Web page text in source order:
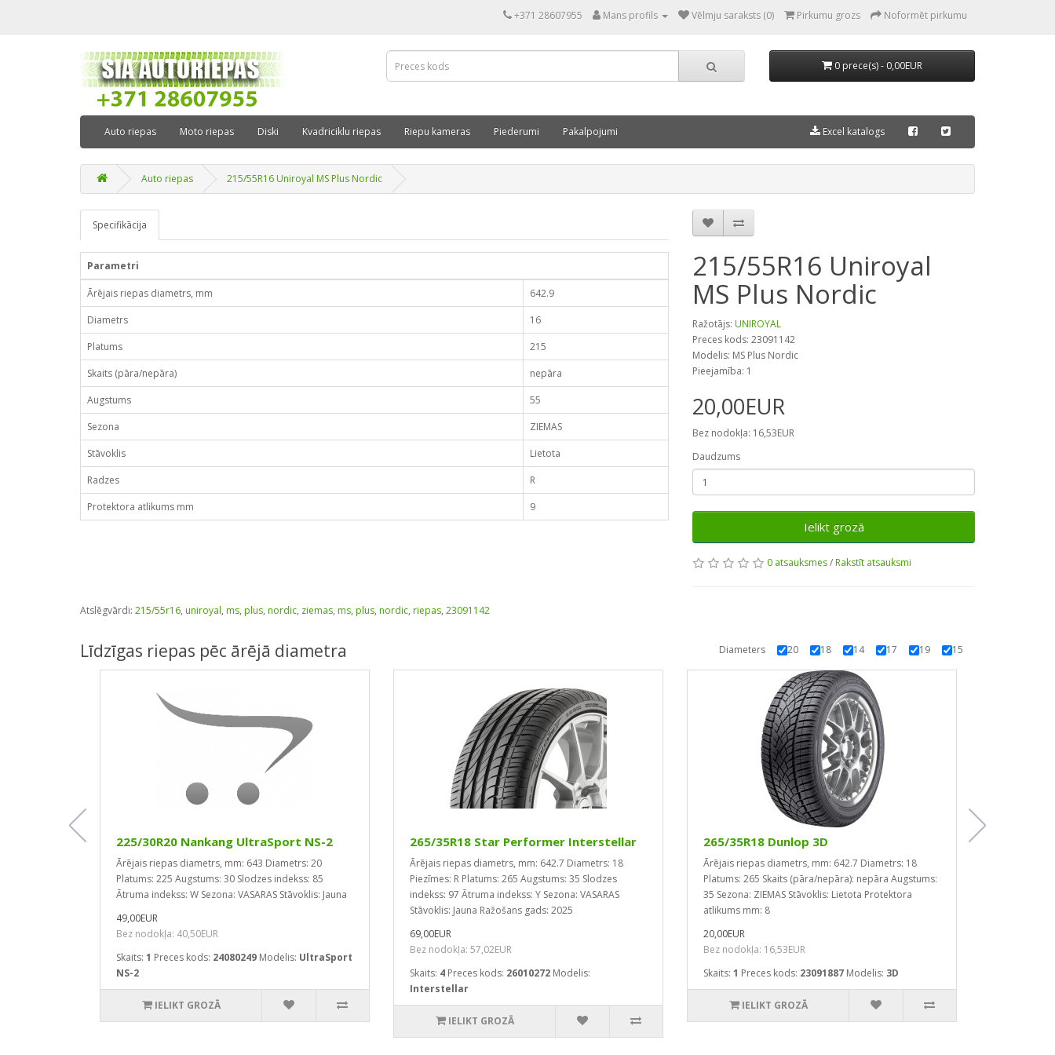
+371 28607955 Mans profils Vēlmju saraksts (0) Pirkumu grozs Noformēt pirkumu
0 prece(s) - 0,00EUR
Auto riepas Moto riepas Diski Kvadriciklu riepas Riepu kameras Piederumi Pakalpojumi Excel katalogs
Auto riepas 215/55R16 Uniroyal MS Plus Nordic
Specifikācija
Parametri
Ārējais riepas diametrs, mm
642.9
Diametrs
16
Platums
215
Skaits (pāra/nepāra)
nepāra
Augstums
55
Sezona
ZIEMAS
Stāvoklis
Lietota
Radzes
R
Protektora atlikums mm
9
215/55R16 Uniroyal
MS Plus Nordic
Ražotājs: UNIROYAL
Preces kods: 23091142
Modelis: MS Plus Nordic
Pieejamība: 1
20,00EUR
Bez nodokļa: 16,53EUR
Daudzums
Ielikt grozā
0 atsauksmes/Rakstīt atsauksmi
Atslēgvārdi: 215/55r16, uniroyal, ms, plus, nordic, ziemas, ms, plus, nordic, riepas, 23091142
Līdzīgas riepas pēc ārējā diametra Diameters 20 18 14 17 19 15
225/30R20 Nankang UltraSport NS-2
Ārējais riepas diametrs, mm: 643 Diametrs: 20
Platums: 225 Augstums: 30 Slodzes indekss: 85
Ātruma indekss: W Sezona: VASARAS Stāvoklis: Jauna
49,00EUR
Bez nodokļa: 40,50EUR
Skaits: 1 Preces kods: 24080249 Modelis: UltraSport
NS-2
IELIKT GROZĀ
265/35R18 Star Performer Interstellar
Ārējais riepas diametrs, mm: 642.7 Diametrs: 18
Piezīmes: R Platums: 265 Augstums: 35 Slodzes
indekss: 97 Ātruma indekss: Y Sezona: VASARAS
Stāvoklis: Jauna Ražošans gads: 2025
69,00EUR
Bez nodokļa: 57,02EUR
Skaits: 4 Preces kods: 26010272 Modelis:
Interstellar
IELIKT GROZĀ
265/35R18 Dunlop 3D
Ārējais riepas diametrs, mm: 642.7 Diametrs: 18
Platums: 265 Skaits (pāra/nepāra): nepāra Augstums:
35 Sezona: ZIEMAS Stāvoklis: Lietota Protektora
atlikums mm: 8
20,00EUR
Bez nodokļa: 16,53EUR
Skaits: 1 Preces kods: 23091887 Modelis: 3D
IELIKT GROZĀ